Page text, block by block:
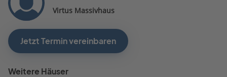
Virtus Massivhaus
Jetzt Termin vereinbaren
Weitere Häuser